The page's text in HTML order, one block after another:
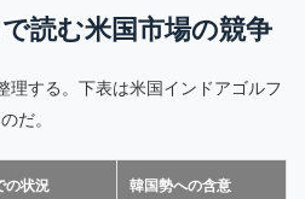
読む米国市場の競争
理する。下表は米国インドアゴルフ
だ。
の状況 韓国勢への含意